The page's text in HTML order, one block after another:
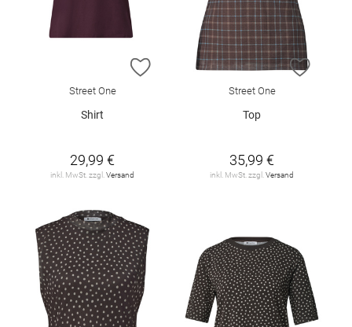
ZUR WUNSCHLISTE HINZUFÜGEN
Street One
Shirt
29,99 €
inkl. MwSt. zzgl. Versand
ZUR
Street One
Top
35,99 €
inkl. MwSt. zzgl. Versand